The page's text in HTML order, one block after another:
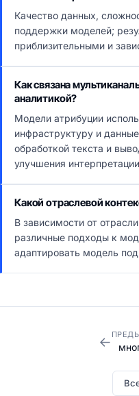
Качество данных,
поддержки моделей;
приблизительными и
Как связана
аналитикой?
Модели атрибуции
инфраструктуру и
обработкой текста и
улучшения
Какой отраслевой
В зависимости от
различные подходы к
адаптировать модель
←